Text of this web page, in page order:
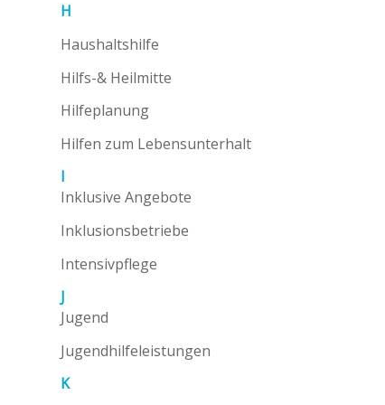
H
Haushaltshilfe
Hilfs-& Heilmitte
Hilfeplanung
Hilfen zum Lebensunterhalt
I
Inklusive Angebote
Inklusionsbetriebe
Intensivpflege
J
Jugend
Jugendhilfeleistungen
K